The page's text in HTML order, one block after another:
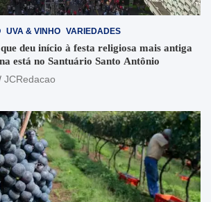
UVA & VINHO VARIEDADES
deu início à festa religiosa mais antiga
está no Santuário Santo Antônio
JCRedacao